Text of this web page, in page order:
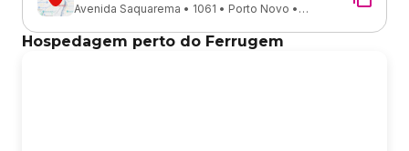
O show acontece no P22 House, um espaço conhecido
por receber eventos na cidade de Saquarema.
Avenida Saquarema • 1061 • Porto Novo •
Hospedagem perto do Ferrugem